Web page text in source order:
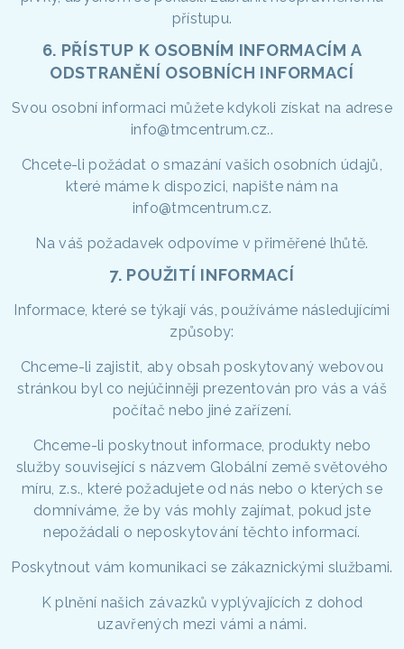
přístupu.
6. PŘÍSTUP K OSOBNÍM INFORMACÍM A
ODSTRANĚNÍ OSOBNÍCH INFORMACÍ
Svou osobní informaci můžete kdykoli získat na adrese
info@tmcentrum.cz..
Chcete-li požádat o smazání vašich osobních údajů,
které máme k dispozici, napište nám na
info@tmcentrum.cz.
Na váš požadavek odpovíme v přiměřené lhůtě.
7. POUŽITÍ INFORMACÍ
Informace, které se týkají vás, používáme následujícími
způsoby:
Chceme-li zajistit, aby obsah poskytovaný webovou
stránkou byl co nejúčinněji prezentován pro vás a váš
počítač nebo jiné zařízení.
Chceme-li poskytnout informace, produkty nebo
služby související s názvem Globální země světového
míru, z.s., které požadujete od nás nebo o kterých se
domníváme, že by vás mohly zajímat, pokud jste
nepožádali o neposkytování těchto informací.
Poskytnout vám komunikaci se zákaznickými službami.
K plnění našich závazků vyplývajících z dohod
uzavřených mezi vámi a námi.